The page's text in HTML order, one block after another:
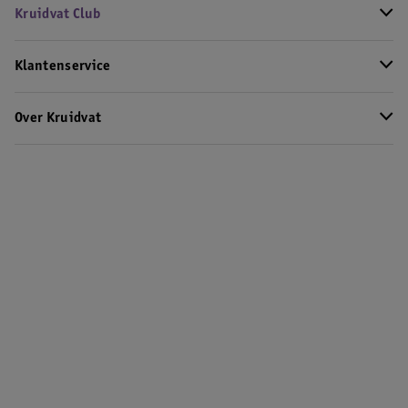
Kruidvat Club
Klantenservice
Over Kruidvat